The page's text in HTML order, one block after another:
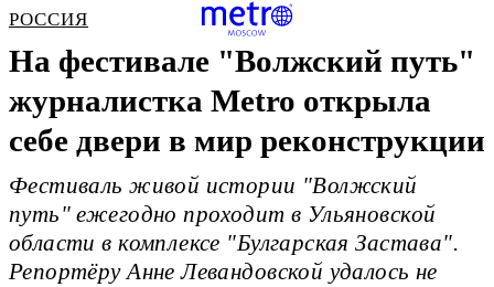
РОССИЯ
На фестивале "Волжский путь"
журналистка Metro открыла
себе двери в мир реконструкции
Фестиваль живой истории "Волжский
путь" ежегодно проходит в Ульяновской
области в комплексе "Булгарская Застава".
Репортёру Анне Левандовской удалось не